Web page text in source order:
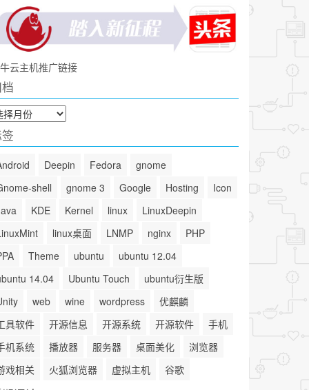
云主机推广链接
Deepin Fedora
gnome
shell
gnome 3 Google Hosting
Icon
KDE Kernel linux
LinuxDeepin
linux桌面 LNMP nginx
PHP
Theme ubuntu
ubuntu 12.04
14.04
Ubuntu Touch
ubuntu衍生版
web wine wordpress
优麒麟
具软件
开源信息 开源系统 开源软件
手机
机系统
播放器 服务器 桌面美化
浏览器
戏相关
火狐浏览器 虚拟主机 谷歌